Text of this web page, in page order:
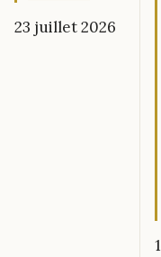
23 juillet 2026